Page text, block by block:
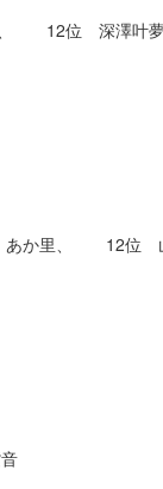
、 12位 深澤
か里、 12位